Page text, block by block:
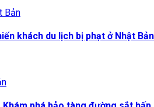
Bản
khách du lịch bị phạt ở Nhật Bản